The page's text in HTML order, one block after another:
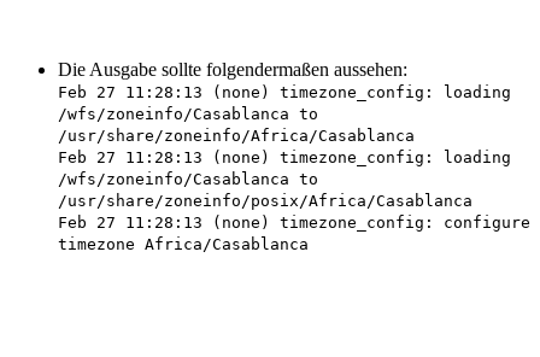
Die Ausgabe sollte folgendermaßen aussehen:
Feb 27 11:28:13 (none) timezone_config: loading
/wfs/zoneinfo/Casablanca to
/usr/share/zoneinfo/Africa/Casablanca
Feb 27 11:28:13 (none) timezone_config: loading
/wfs/zoneinfo/Casablanca to
/usr/share/zoneinfo/posix/Africa/Casablanca
Feb 27 11:28:13 (none) timezone_config: configure
timezone Africa/Casablanca